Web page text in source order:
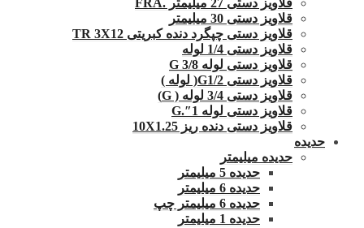
قلاویز دستی 30 میلیمتر
قلاویز دستی چپگرد دنده کبریتی TR 3X12
قلاویز دستی 1/4 لوله
قلاویز دستی لوله G 3/8
قلاویز دستی G1/2( لوله )
قلاویز دستی 3/4 لوله ( G)
قلاویز دستی لوله 1″.G
قلاویز دستی دنده ریز 10X1.25
حدیده
حدیده میلیمتر
حدیده 5 میلیمتر
حدیده 6 میلیمتر
حدیده 6 میلیمتر چپ
حدیده 1 میلیمتر